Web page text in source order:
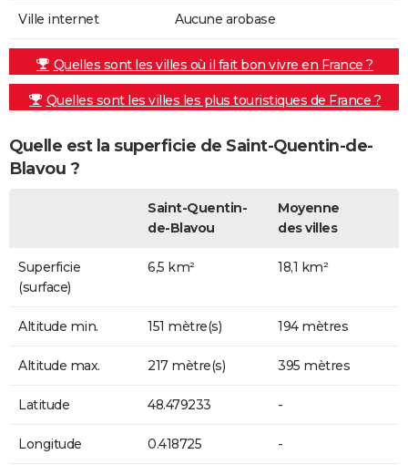
Ville internet Aucune arobase
Quelles sont les villes où il fait bon vivre en France ?
Quelles sont les villes les plus touristiques de France ?
Quelle est la superficie de Saint-Quentin-de-
Blavou ?
Saint-Quentin-
de-Blavou
Moyenne
des villes
Superficie
(surface)
6,5 km² 18,1 km²
Altitude min. 151 mètre(s) 194 mètres
Altitude max. 217 mètre(s) 395 mètres
Latitude 48.479233 -
Longitude 0.418725 -